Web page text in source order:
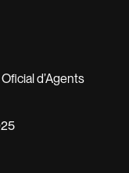
d’Agents